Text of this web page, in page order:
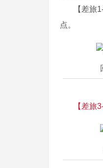
【差旅
点。
【差旅